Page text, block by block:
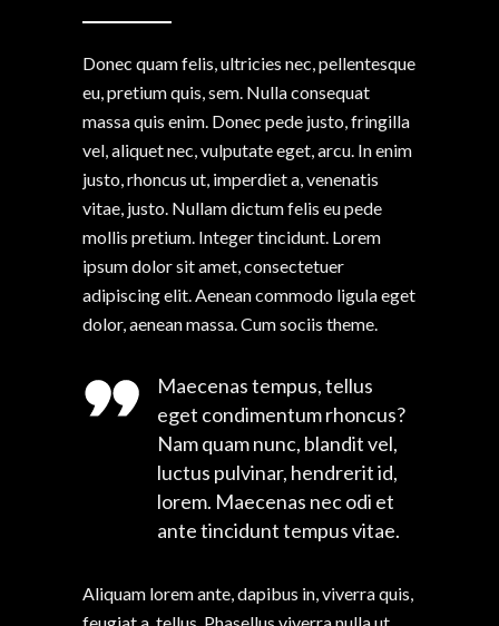
Donec quam felis, ultricies nec, pellentesque
eu, pretium quis, sem. Nulla consequat
massa quis enim. Donec pede justo, fringilla
vel, aliquet nec, vulputate eget, arcu. In enim
justo, rhoncus ut, imperdiet a, venenatis
vitae, justo. Nullam dictum felis eu pede
mollis pretium. Integer tincidunt. Lorem
ipsum dolor sit amet, consectetuer
adipiscing elit. Aenean commodo ligula eget
dolor, aenean massa. Cum sociis theme.
Maecenas tempus, tellus
eget condimentum rhoncus?
Nam quam nunc, blandit vel,
luctus pulvinar, hendrerit id,
lorem. Maecenas nec odi et
ante tincidunt tempus vitae.
Aliquam lorem ante, dapibus in, viverra quis,